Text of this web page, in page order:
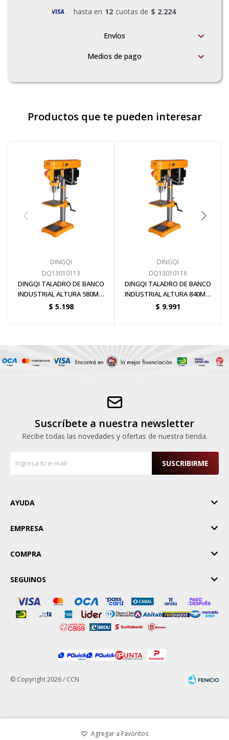
hasta en 12 cuotas de $ 2.224
Envíos
Medios de pago
Productos que te pueden interesar
DINGQI
DQ13010113
DINGQI TALADRO DE BANCO
INDUSTRIAL ALTURA 580MM
MANDRIL 13MM 350W
$ 5.198
DINGQI
DQ13010116
DINGQI TALADRO DE BANCO
INDUSTRIAL ALTURA 840MM
MANDRIL 16MM 550W
$ 9.991
Suscríbete a nuestra newsletter
Recibe todas las novedades y ofertas de nuestra tienda.
SUSCRIBIRME
AYUDA
EMPRESA
COMPRA
SEGUINOS
© Copyright 2026 / CCN